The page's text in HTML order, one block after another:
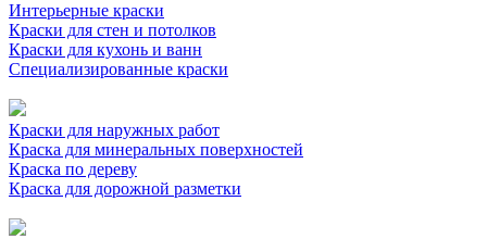
Интерьерные краски
Краски для стен и потолков
Краски для кухонь и ванн
Специализированные краски
Краски для наружных работ
Краска для минеральных поверхностей
Краска по дереву
Краска для дорожной разметки